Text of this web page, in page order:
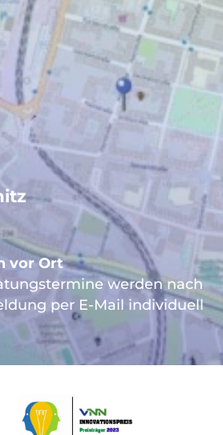
vor Ort
werden nach
per E-Mail individuell